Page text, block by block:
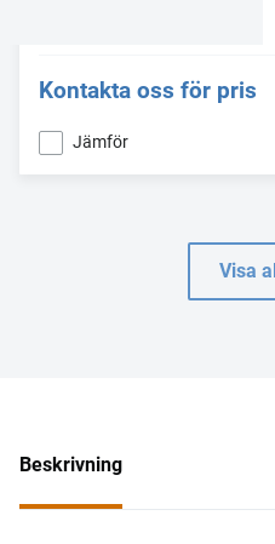
Kontakta oss för pris
Jämför
Visa
Beskrivning